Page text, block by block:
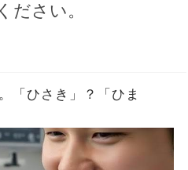
ださい。
「ひさき」？「ひま